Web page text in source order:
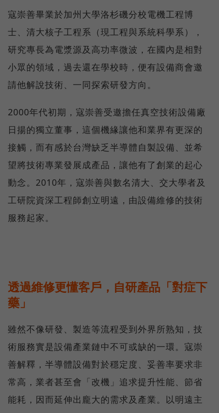
寇崇善畢業於加州大學洛杉磯分校電機工程博
士、清大核子工程系（現工程與系統科學系），
研究專長為電漿源及高功率微波，在國內是相對
小眾的領域，過去還在學校時，便有設備商會邀
請他解說技術、一同探索研發方向。
2000年代初期，寇崇善受邀擔任真空技術設備廠
日揚的獨立董事，這個機緣讓他和業界有更深的
接觸，而有感於台灣缺乏半導體自製設備、並希
望將技術專業發展成產品，讓他有了創業的起心
動念。2010年，寇崇善與數名清大、交大學者及
工研院資深工程師創立明遠，由設備維修的技術
服務起家。
透過維修更懂客戶，自研產品「對症下
藥」
雖然不像研發、製造等流程受到外界所熟知，技
術服務實是設備產業鏈中不可或缺的一環。寇崇
善解釋，半導體設備對於穩定度、妥善率要求非
常高，業者甚至會「改機」追求提升性能、節省
能耗，因而延伸出龐大的需求及產業。以明遠主